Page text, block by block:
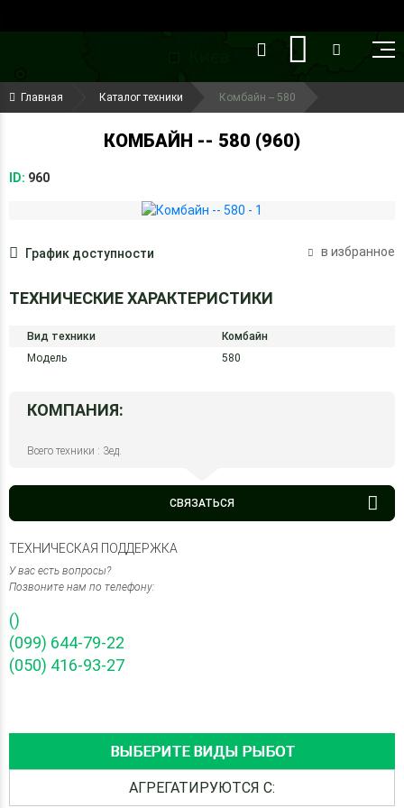
(099) 644-79-22
(050) 416-93-27
Главная Каталог техники Комбайн -- 580
КОМБАЙН -- 580 (960)
ID: 960
График доступности в избранное
ТЕХНИЧЕСКИЕ ХАРАКТЕРИСТИКИ
Вид техники
Комбайн
Модель
580
КОМПАНИЯ:
Всего техники : 3ед.
СВЯЗАТЬСЯ
ТЕХНИЧЕСКАЯ ПОДДЕРЖКА
У вас есть вопросы?
Позвоните нам по телефону:
()
(099) 644-79-22
(050) 416-93-27
ВЫБЕРИТЕ ВИДЫ РЫБОТ
АГРЕГАТИРУЮТСЯ С: